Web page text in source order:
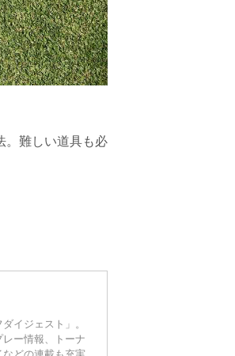
。難しい道具も必
イジェスト」。
ー情報、トーナ